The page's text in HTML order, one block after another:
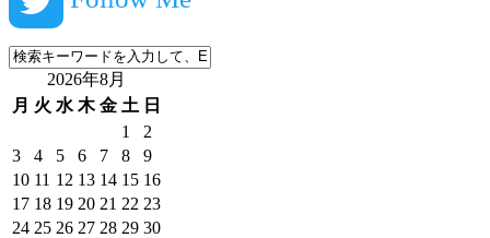
2026年8月
月 火 水 木 金 土 日
1
2
3
4 5 6 7 8
9
10 11 12 13 14 15 16
17 18 19 20 21 22 23
24 25 26 27 28 29 30